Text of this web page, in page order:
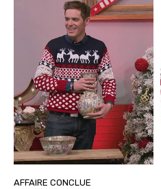
AFFAIRE CONCLUE